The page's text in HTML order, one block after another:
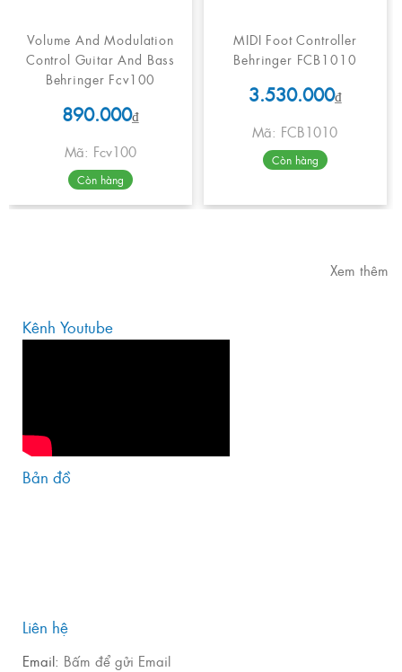
Volume And Modulation
Control Guitar And Bass
Behringer Fcv100
890.000₫
Mã: Fcv100
Còn hàng
MIDI Foot Controller
Behringer FCB1010
3.530.000₫
Mã: FCB1010
Còn hàng
Xem thêm
Kênh Youtube
Bản đồ
Liên hệ
Email: Bấm để gửi Email